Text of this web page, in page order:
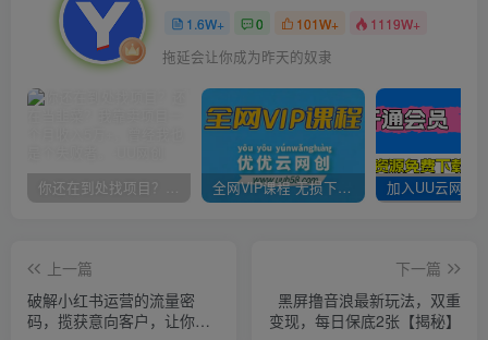
1.6W+ 0 101W+ 1119W+
拖延会让你成为昨天的奴隶
你还在到处找项目？还在当韭菜？我靠卖项目一个月收入5万+，曾经我也是个失败者。 全网VIP课程 无损下载~
上一篇
破解小红书运营的流量密
码，揽获意向客户，让你的
下一篇
黑屏撸音浪最新玩法，双重
变现，每日保底2张【揭秘】